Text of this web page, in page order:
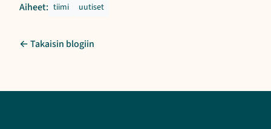
Aiheet: tiimi uutiset
← Takaisin blogiin